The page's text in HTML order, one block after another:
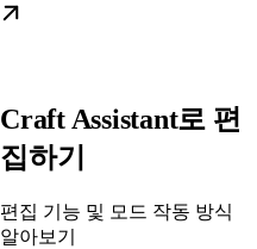
Craft Assistant로 편
집하기
편집 기능 및 모드 작동 방식
알아보기